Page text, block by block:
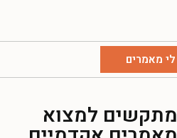
מתקשים למצוא